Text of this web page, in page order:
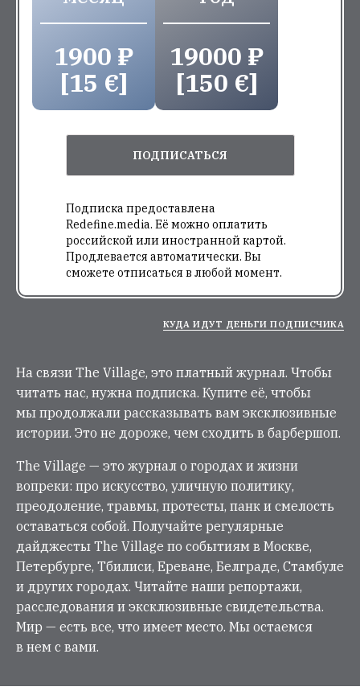
1900 ₽
[15 €]
19000 ₽
[150 €]
ПОДПИСАТЬСЯ
Подписка предоставлена
Redefine.media. Её можно оплатить
российской или иностранной картой.
Продлевается автоматически. Вы
сможете отписаться в любой момент.
КУДА ИДУТ ДЕНЬГИ ПОДПИСЧИКА
На связи The Village, это платный журнал. Чтобы
читать нас, нужна подписка. Купите её, чтобы
мы продолжали рассказывать вам эксклюзивные
истории. Это не дороже, чем сходить в барбершоп.
The Village — это журнал о городах и жизни
вопреки: про искусство, уличную политику,
преодоление, травмы, протесты, панк и смелость
оставаться собой. Получайте регулярные
дайджесты The Village по событиям в Москве,
Петербурге, Тбилиси, Ереване, Белграде, Стамбуле
и других городах. Читайте наши репортажи,
расследования и эксклюзивные свидетельства.
Мир — есть все, что имеет место. Мы остаемся
в нем с вами.